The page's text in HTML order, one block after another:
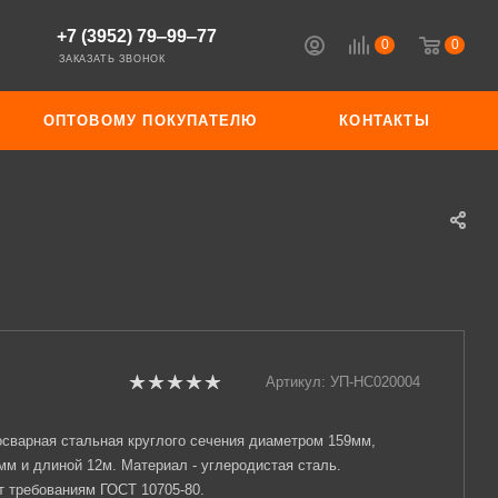
0 0
+7 (3952) 79‒99‒77
ЗАКАЗАТЬ ЗВОНОК
ОПТОВОМУ ПОКУПАТЕЛЮ КОНТАКТЫ
Артикул: УП-НС020004
стальная круглого сечения диаметром 159мм,
и длиной 12м. Материал - углеродистая сталь.
требованиям ГОСТ 10705-80.